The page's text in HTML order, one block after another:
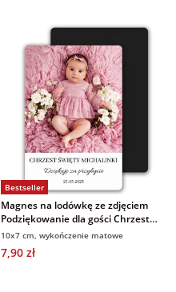
Bestseller
Magnes na lodówkę ze zdjęciem
Podziękowanie dla gości Chrzest
Roczek 7x10cm wykończenie
matowe
10x7 cm, wykończenie matowe
7,90 zł